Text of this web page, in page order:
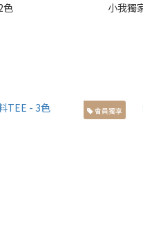
色 小我獨
會員獨享